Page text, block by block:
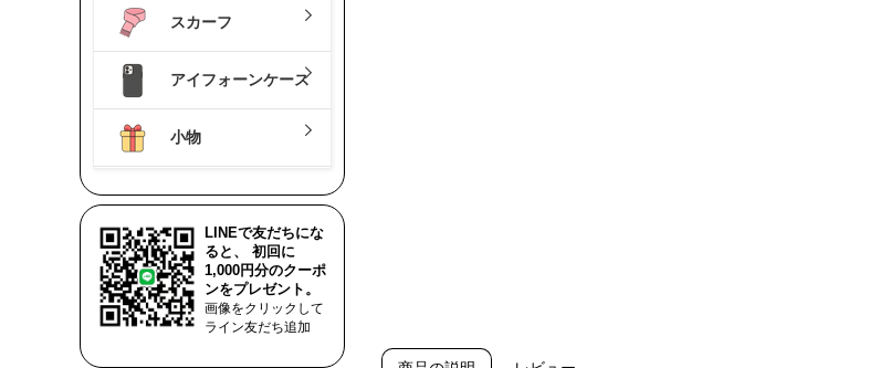
スカーフ
アイフォーンケース
小物
LINEで友だちにな
ると、 初回に
1,000円分のクーポ
ンをプレゼント。
画像をクリックして
ライン友だち追加